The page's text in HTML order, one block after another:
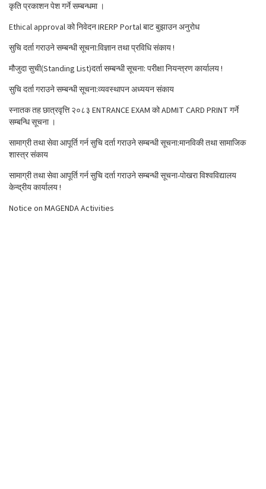
कृति प्रकाशन पेश गर्ने सम्बन्धमा ।
Ethical approval को निवेदन IRERP Portal बाट बुझाउन अनुरोध
सुचि दर्ता गराउने सम्बन्धी सूचना:विज्ञान तथा प्रविधि संकाय !
मौजुदा सुची(Standing List)दर्ता सम्बन्धी सूचना: परीक्षा नियन्त्रण कार्यालय !
सुचि दर्ता गराउने सम्बन्धी सूचना:व्यवस्थापन अध्ययन संकाय
स्नातक तह छात्रवृत्ति २०८३ ENTRANCE EXAM को ADMIT CARD PRINT गर्ने
सम्बन्धि सूचना ।
सामाग्री तथा सेवा आपूर्ति गर्न सुचि दर्ता गराउने सम्बन्धी सूचना:मानविकी तथा सामाजिक
शास्त्र संकाय
सामाग्री तथा सेवा आपूर्ति गर्न सुचि दर्ता गराउने सम्बन्धी सूचना-पोखरा विश्वविद्यालय
केन्द्रीय कार्यालय !
Notice on MAGENDA Activities